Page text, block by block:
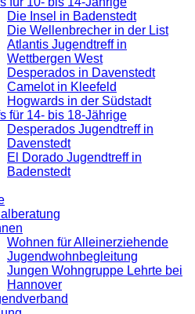
Die Insel in Badenstedt
Die Wellenbrecher in der List
Atlantis Jugendtreff in
Wettbergen West
Desperados in Davenstedt
Camelot in Kleefeld
Hogwards in der Südstadt
für 14- bis 18-Jährige
Desperados Jugendtreff in
Davenstedt
El Dorado Jugendtreff in
Badenstedt
Wohnen für Alleinerziehende
Jugendwohnbegleitung
Jungen Wohngruppe Lehrte bei
Hannover